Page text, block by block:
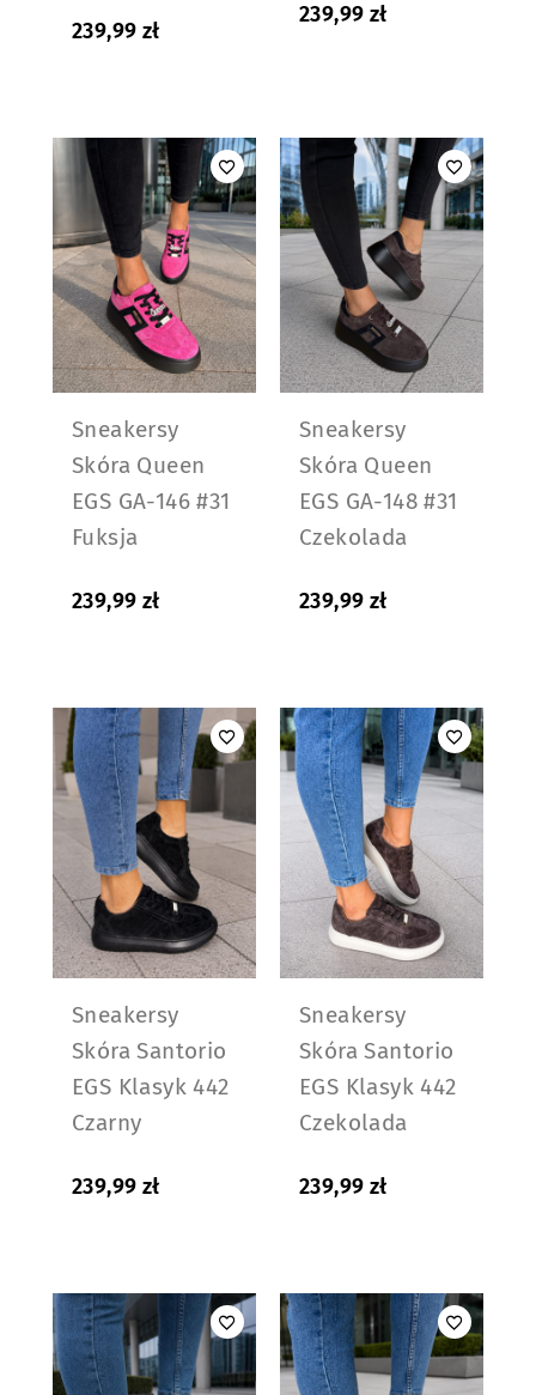
239,99 zł
239,99 zł
Sneakersy
Skóra Queen
EGS GA-146 #31
Fuksja
239,99 zł
Sneakersy
Skóra Queen
EGS GA-148 #31
Czekolada
239,99 zł
Sneakersy
Skóra Santorio
EGS Klasyk 442
Czarny
239,99 zł
Sneakersy
Skóra Santorio
EGS Klasyk 442
Czekolada
239,99 zł